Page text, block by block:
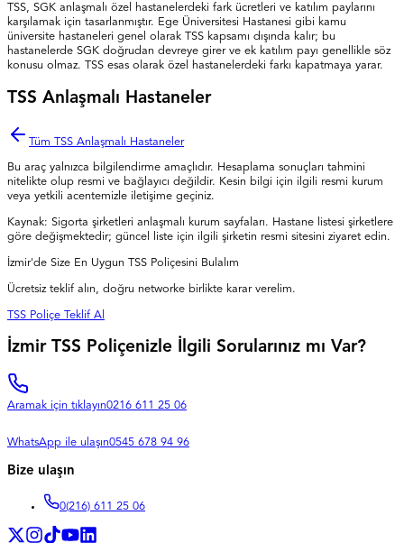
TSS, SGK anlaşmalı özel hastanelerdeki fark ücretleri ve katılım paylarını
karşılamak için tasarlanmıştır. Ege Üniversitesi Hastanesi gibi kamu
üniversite hastaneleri genel olarak TSS kapsamı dışında kalır; bu
hastanelerde SGK doğrudan devreye girer ve ek katılım payı genellikle söz
konusu olmaz. TSS esas olarak özel hastanelerdeki farkı kapatmaya yarar.
TSS Anlaşmalı Hastaneler
Tüm TSS Anlaşmalı Hastaneler
Bu araç yalnızca bilgilendirme amaçlıdır. Hesaplama sonuçları tahmini
nitelikte olup resmi ve bağlayıcı değildir. Kesin bilgi için ilgili resmi kurum
veya yetkili acentemizle iletişime geçiniz.
Kaynak: Sigorta şirketleri anlaşmalı kurum sayfaları. Hastane listesi şirketlere
göre değişmektedir; güncel liste için ilgili şirketin resmi sitesini ziyaret edin.
İzmir'de Size En Uygun TSS Poliçesini Bulalım
Ücretsiz teklif alın, doğru networke birlikte karar verelim.
TSS Poliçe Teklif Al
İzmir TSS Poliçenizle İlgili Sorularınız mı Var?
Aramak için tıklayın0216 611 25 06
WhatsApp ile ulaşın0545 678 94 96
Bize ulaşın
0(216) 611 25 06